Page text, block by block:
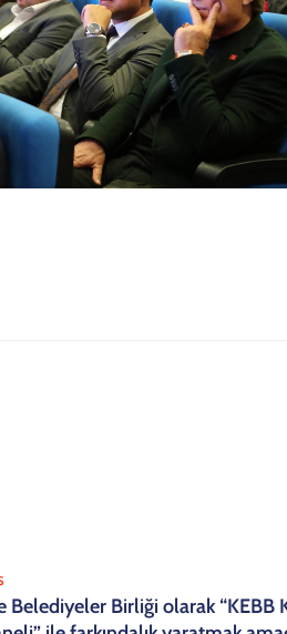
Belediyeler Birliği olarak